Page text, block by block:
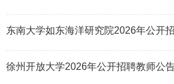
东南大学如东海洋研究院2026年公开
徐州开放大学2026年公开招聘教师公